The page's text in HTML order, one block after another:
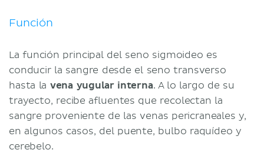
Función
La función principal del seno sigmoideo es
conducir la sangre desde el seno transverso
hasta la vena yugular interna. A lo largo de su
trayecto, recibe afluentes que recolectan la
sangre proveniente de las venas pericraneales y,
en algunos casos, del puente, bulbo raquídeo y
cerebelo.